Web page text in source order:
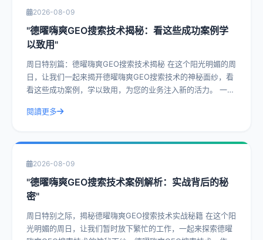
2026-08-09
"德曜嗨爽GEO搜索技术揭秘：看这些成功案例学
以致用"
周日特别篇：德曜嗨爽GEO搜索技术揭秘 在这个阳光明媚的周
日，让我们一起来揭开德曜嗨爽GEO搜索技术的神秘面纱，看
看这些成功案例，学以致用，为您的业务注入新的活力。 一、
閱讀更多
2026-08-09
"德曜嗨爽GEO搜索技术案例解析：实战背后的秘
密"
周日特别之际，揭秘德曜嗨爽GEO搜索技术实战秘籍 在这个阳
光明媚的周日，让我们暂时放下繁忙的工作，一起来探索德曜